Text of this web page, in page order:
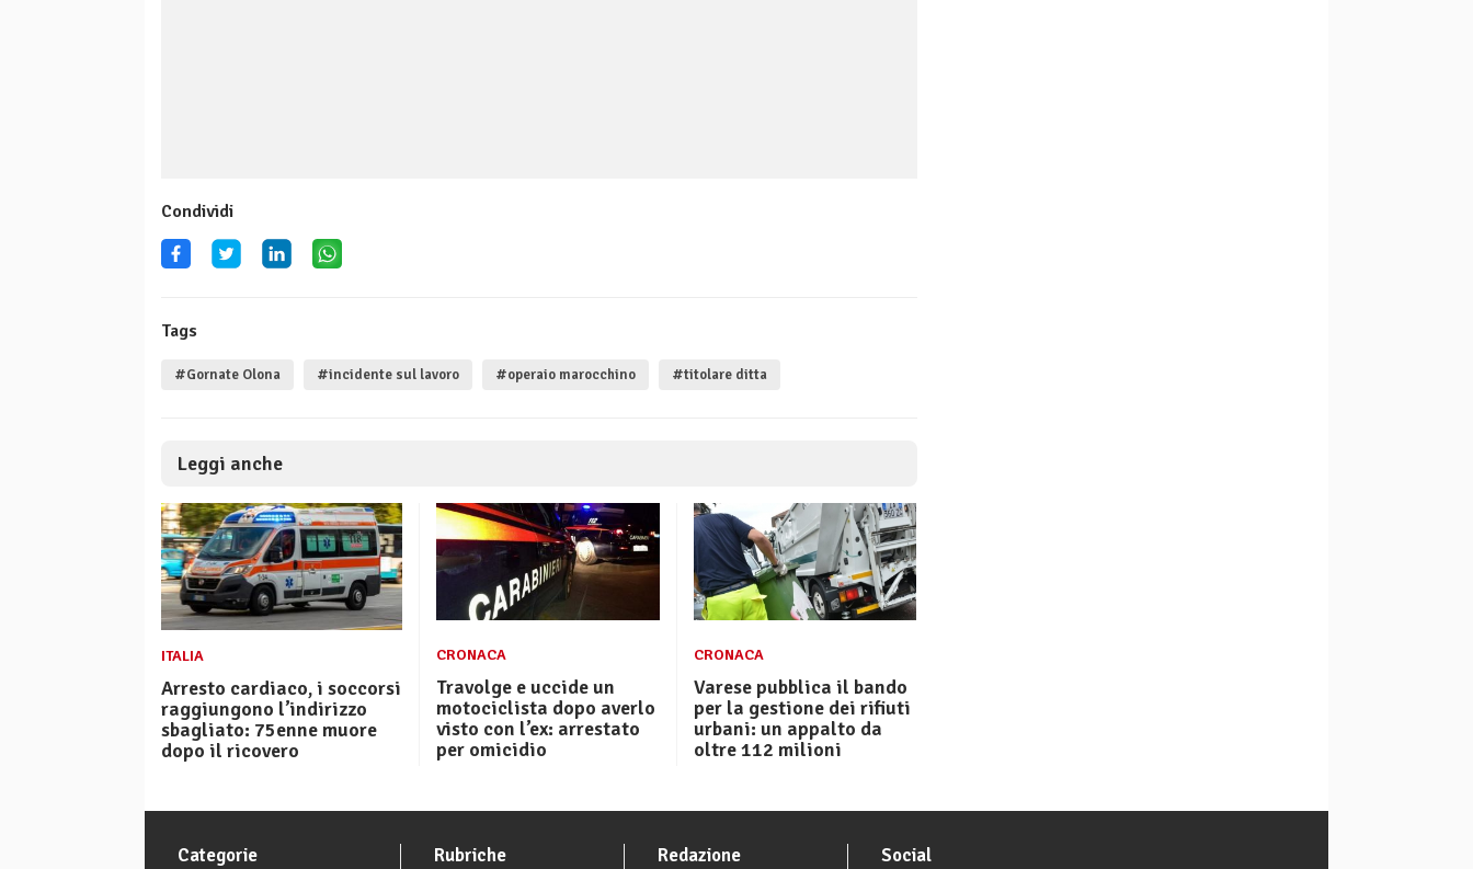
Condividi
Tags
#Gornate Olona #incidente sul lavoro #operaio marocchino #titolare ditta
Leggi anche
ITALIA
Arresto cardiaco, i soccorsi
raggiungono l’indirizzo
sbagliato: 75enne muore
dopo il ricovero
CRONACA
Travolge e uccide un
motociclista dopo averlo
visto con l’ex: arrestato
per omicidio
CRONACA
Varese pubblica il bando
per la gestione dei rifiuti
urbani: un appalto da
oltre 112 milioni
Categorie Rubriche Redazione Social